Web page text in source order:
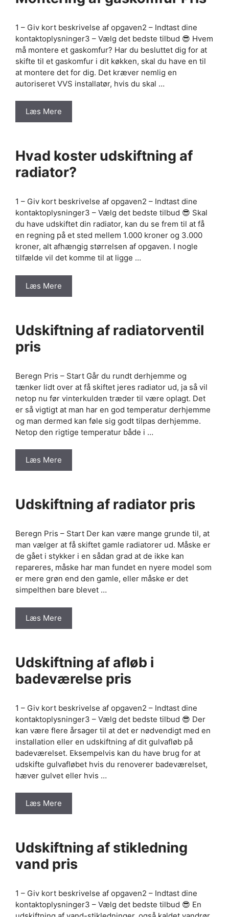
1 – Giv kort beskrivelse af opgaven2 – Indtast dine
kontaktoplysninger3 – Vælg det bedste tilbud 😎 Hvem
må montere et gaskomfur? Har du besluttet dig for at
skifte til et gaskomfur i dit køkken, skal du have en til
at montere det for dig. Det kræver nemlig en
autoriseret VVS installatør, hvis du skal …
Læs Mere
Hvad koster udskiftning af
radiator?
1 – Giv kort beskrivelse af opgaven2 – Indtast dine
kontaktoplysninger3 – Vælg det bedste tilbud 😎 Skal
du have udskiftet din radiator, kan du se frem til at få
en regning på et sted mellem 1.000 kroner og 3.000
kroner, alt afhængig størrelsen af opgaven. I nogle
tilfælde vil det komme til at ligge …
Læs Mere
Udskiftning af radiatorventil
pris
Beregn Pris – Start Går du rundt derhjemme og
tænker lidt over at få skiftet jeres radiator ud, ja så vil
netop nu før vinterkulden træder til være oplagt. Det
er så vigtigt at man har en god temperatur derhjemme
og man dermed kan føle sig godt tilpas derhjemme.
Netop den rigtige temperatur både i …
Læs Mere
Udskiftning af radiator pris
Beregn Pris – Start Der kan være mange grunde til, at
man vælger at få skiftet gamle radiatorer ud. Måske er
de gået i stykker i en sådan grad at de ikke kan
repareres, måske har man fundet en nyere model som
er mere grøn end den gamle, eller måske er det
simpelthen bare blevet …
Læs Mere
Udskiftning af afløb i
badeværelse pris
1 – Giv kort beskrivelse af opgaven2 – Indtast dine
kontaktoplysninger3 – Vælg det bedste tilbud 😎 Der
kan være flere årsager til at det er nødvendigt med en
installation eller en udskiftning af dit gulvafløb på
badeværelset. Eksempelvis kan du have brug for at
udskifte gulvafløbet hvis du renoverer badeværelset,
hæver gulvet eller hvis …
Læs Mere
Udskiftning af stikledning
vand pris
1 – Giv kort beskrivelse af opgaven2 – Indtast dine
kontaktoplysninger3 – Vælg det bedste tilbud 😎 En